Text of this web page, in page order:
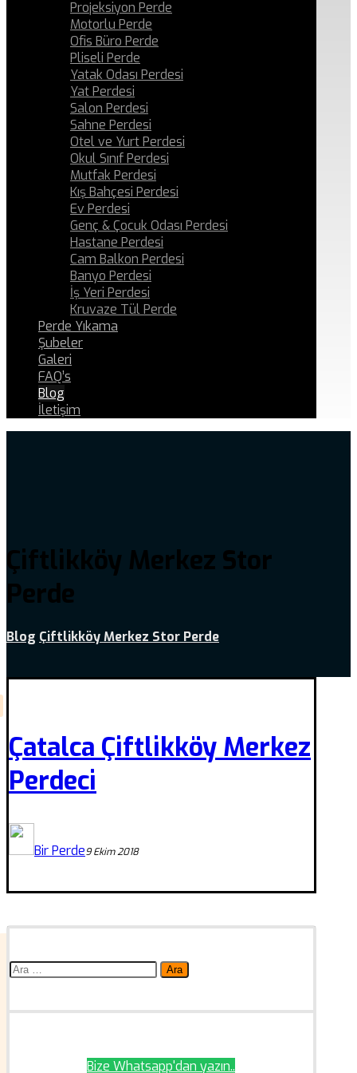
Projeksiyon Perde
Motorlu Perde
Ofis Büro Perde
Pliseli Perde
Yatak Odası Perdesi
Yat Perdesi
Salon Perdesi
Sahne Perdesi
Otel ve Yurt Perdesi
Okul Sınıf Perdesi
Mutfak Perdesi
Kış Bahçesi Perdesi
Ev Perdesi
Genç & Çocuk Odası Perdesi
Hastane Perdesi
Cam Balkon Perdesi
Banyo Perdesi
İş Yeri Perdesi
Kruvaze Tül Perde
Perde Yıkama
Şubeler
Galeri
FAQ’s
Blog
İletişim
Çiftlikköy Merkez Stor
Perde
Blog Çiftlikköy Merkez Stor Perde
Çatalca Çiftlikköy Merkez
Perdeci
Bir Perde9 Ekim 2018
Arama:
Bize Whatsapp'dan yazın..